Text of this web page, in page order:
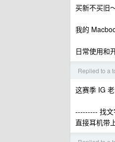
买新不买旧
我的
日常使用和
Replied to a
这赛季 IG
--------- 找
直接耳机带